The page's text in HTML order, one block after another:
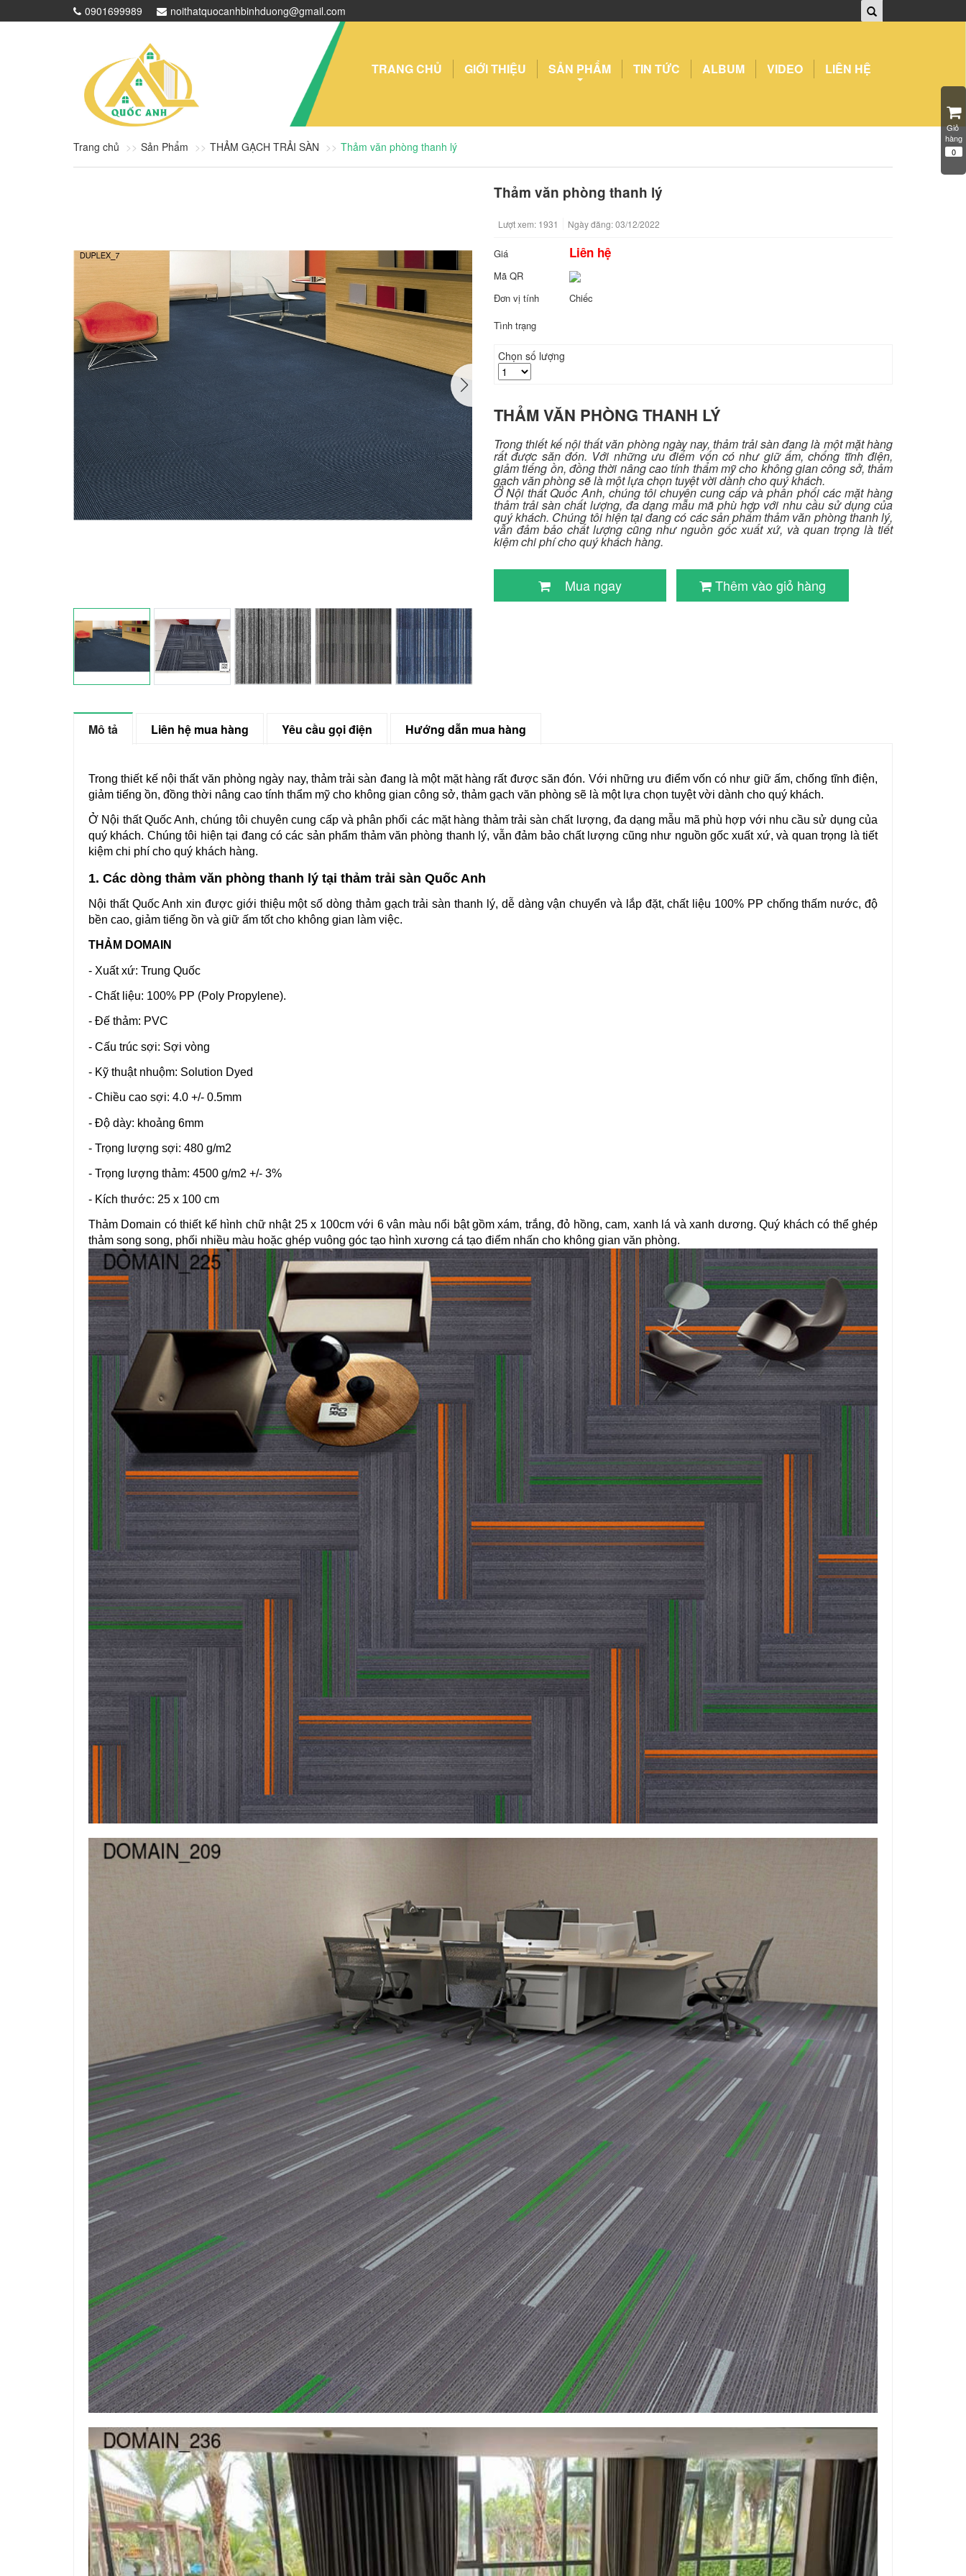
0901699989 noithatquocanhbinhduong@gmail.com
TRANG CHỦ GIỚI THIỆU SẢN PHẨM TIN TỨC ALBUM VIDEO LIÊN HỆ
Trang chủ Sản Phẩm THẢM GẠCH TRẢI SÀN Thảm văn phòng thanh lý
Thảm văn phòng thanh lý
Lượt xem: 1931 Ngày đăng: 03/12/2022
Giá Liên hệ
Mã QR
Đơn vị tính
Chiếc
Tình trạng
Chọn số lượng
THẢM VĂN PHÒNG THANH LÝ
Trong thiết kế nội thất văn phòng ngày nay, thảm trải sàn đang là một mặt hàng
rất được săn đón. Với những ưu điểm vốn có như giữ ấm, chống tĩnh điện,
giảm tiếng ồn, đồng thời nâng cao tính thẩm mỹ cho không gian công sở, thảm
gạch văn phòng sẽ là một lựa chọn tuyệt vời dành cho quý khách.
Ở Nội thất Quốc Anh, chúng tôi chuyên cung cấp và phân phối các mặt hàng
thảm trải sàn chất lượng, đa dạng mẫu mã phù hợp với nhu cầu sử dụng của
quý khách. Chúng tôi hiện tại đang có các sản phẩm thảm văn phòng thanh lý,
vẫn đảm bảo chất lượng cũng như nguồn gốc xuất xứ, và quan trọng là tiết
kiệm chi phí cho quý khách hàng.
Mua ngay Thêm vào giỏ hàng
Mô tả Liên hệ mua hàng Yêu cầu gọi điện Hướng dẫn mua hàng
Trong thiết kế nội thất văn phòng ngày nay, thảm trải sàn đang là một mặt hàng rất được săn đón. Với những ưu điểm vốn có như giữ ấm, chống tĩnh điện,
giảm tiếng ồn, đồng thời nâng cao tính thẩm mỹ cho không gian công sở, thảm gạch văn phòng sẽ là một lựa chọn tuyệt vời dành cho quý khách.
Ở Nội thất Quốc Anh, chúng tôi chuyên cung cấp và phân phối các mặt hàng thảm trải sàn chất lượng, đa dạng mẫu mã phù hợp với nhu cầu sử dụng của
quý khách. Chúng tôi hiện tại đang có các sản phẩm thảm văn phòng thanh lý, vẫn đảm bảo chất lượng cũng như nguồn gốc xuất xứ, và quan trọng là tiết
kiệm chi phí cho quý khách hàng.
1. Các dòng thảm văn phòng thanh lý tại thảm trải sàn Quốc Anh
Nội thất Quốc Anh xin được giới thiệu một số dòng thảm gạch trải sàn thanh lý, dễ dàng vận chuyển và lắp đặt, chất liệu 100% PP chống thấm nước, độ
bền cao, giảm tiếng ồn và giữ ấm tốt cho không gian làm việc.
THẢM DOMAIN
- Xuất xứ: Trung Quốc
- Chất liệu: 100% PP (Poly Propylene).
- Đế thảm: PVC
- Cấu trúc sợi: Sợi vòng
- Kỹ thuật nhuộm: Solution Dyed
- Chiều cao sợi: 4.0 +/- 0.5mm
- Độ dày: khoảng 6mm
- Trọng lượng sợi: 480 g/m2
- Trọng lượng thảm: 4500 g/m2 +/- 3%
- Kích thước: 25 x 100 cm
Thảm Domain có thiết kế hình chữ nhật 25 x 100cm với 6 vân màu nổi bật gồm xám, trắng, đỏ hồng, cam, xanh lá và xanh dương. Quý khách có thể ghép
thảm song song, phối nhiều màu hoặc ghép vuông góc tạo hình xương cá tạo điểm nhấn cho không gian văn phòng.
Giỏ
hàng
0